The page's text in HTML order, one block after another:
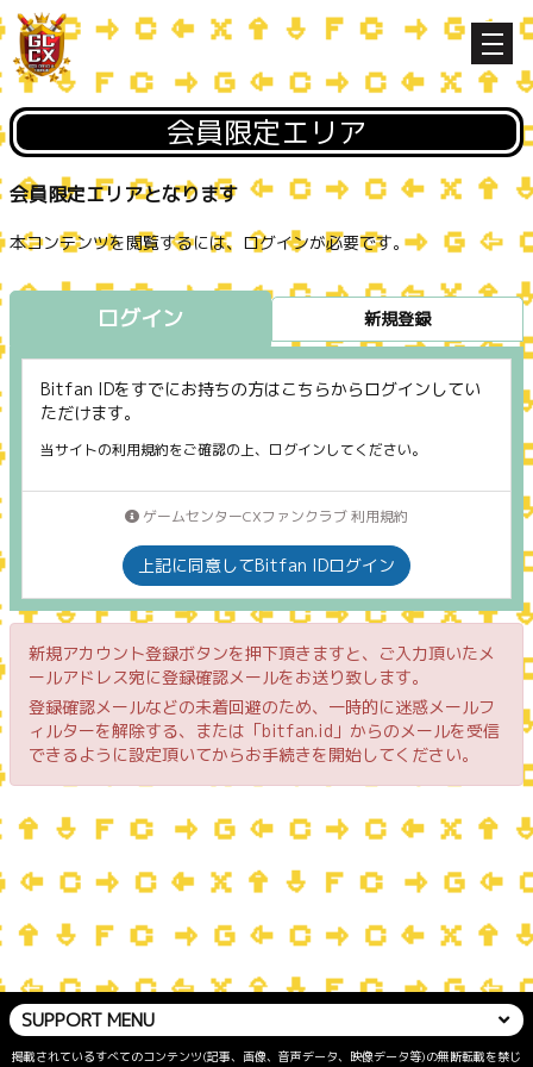
会員限定エリア
会員限定エリアとなります
本コンテンツを閲覧するには、ログインが必要です。
ログイン 新規登録
Bitfan IDをすでにお持ちの方はこちらからログインしてい
ただけます。
当サイトの利用規約をご確認の上、ログインしてください。
ゲームセンターCXファンクラブ 利用規約
上記に同意してBitfan IDログイン
新規アカウント登録ボタンを押下頂きますと、ご入力頂いたメ
ールアドレス宛に登録確認メールをお送り致します。
登録確認メールなどの未着回避のため、一時的に迷惑メールフ
ィルターを解除する、または「bitfan.id」からのメールを受信
できるように設定頂いてからお手続きを開始してください。
SUPPORT MENU
掲載されているすべてのコンテンツ(記事、画像、音声データ、映像データ等)の無断転載を禁じ